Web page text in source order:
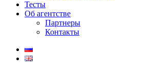
Тесты
Об агентстве
Партнеры
Контакты